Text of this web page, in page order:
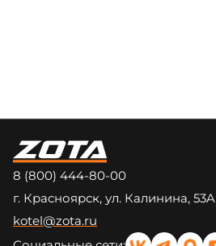
8 (800) 444-80-00
г. Красноярск, ул. Калинина, 53A
kotel@zota.ru